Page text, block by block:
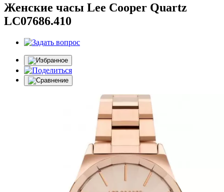
Женские часы Lee Cooper Quartz
LC07686.410